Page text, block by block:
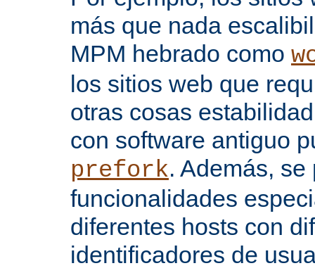
más que nada
MPM hebrado como
los sitios web que
otras cosas
con software antiguo
prefork. Además,
funcionalidades
diferentes hosts con
identificadores de